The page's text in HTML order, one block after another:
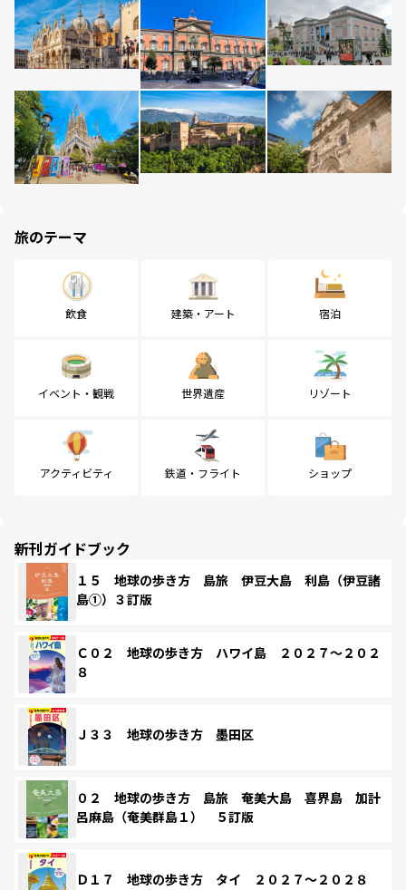
旅のテーマ
飲食 建築・アート 宿泊
イベント・観戦 世界遺産 リゾート
アクティビティ 鉄道・フライト ショップ
新刊ガイドブック
１５ 地球の歩き方 島旅 伊豆大島 利島（伊豆諸
島①）３訂版
Ｃ０２ 地球の歩き方 ハワイ島 ２０２７～２０２
８
Ｊ３３ 地球の歩き方 墨田区
０２ 地球の歩き方 島旅 奄美大島 喜界島 加計
呂麻島（奄美群島１） ５訂版
Ｄ１７ 地球の歩き方 タイ ２０２７～２０２８